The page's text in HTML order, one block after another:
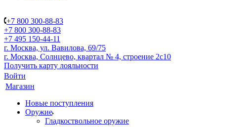
+7 800 300-88-83
+7 800 300-88-83
+7 495 150-44-11
г. Москва, ул. Вавилова, 69/75
г. Москва, Солнцево, квартал № 4, строение 2с10
Получить карту лояльности
Войти
Магазин
Новые поступления
Оружие
Гладкоствольное оружие